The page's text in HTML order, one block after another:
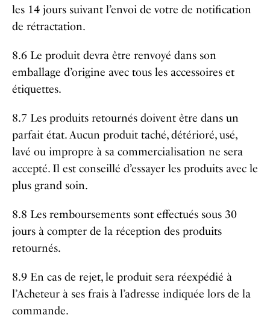
les 14 jours suivant l’envoi de votre de notification
de rétractation.
8.6 Le produit devra être renvoyé dans son
emballage d’origine avec tous les accessoires et
étiquettes.
8.7 Les produits retournés doivent être dans un
parfait état. Aucun produit taché, détérioré, usé,
lavé ou impropre à sa commercialisation ne sera
accepté. Il est conseillé d’essayer les produits avec le
plus grand soin.
8.8 Les remboursements sont effectués sous 30
jours à compter de la réception des produits
retournés.
8.9 En cas de rejet, le produit sera réexpédié à
l’Acheteur à ses frais à l’adresse indiquée lors de la
commande.